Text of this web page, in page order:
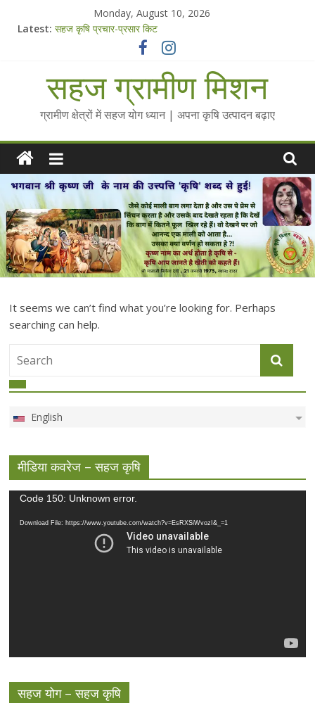
Monday, August 10, 2026
Latest: सहज कृषि प्रचार-प्रसार किट
Standee Designs @ 2025 for Sahaj Krishi Promotions
Chalo Gaon Ki Or Abhiyaan - 2025-26
Collected Talks on Vibrated Water
सहज ग्रामीण मिशन
ग्रामीण क्षेत्रों में सहज योग ध्यान | अपना कृषि उत्पादन बढ़ाए
It seems we can’t find what you’re looking for. Perhaps
searching can help.
English
मीडिया कवरेज – सहज कृषि
Video
Code 150: Unknown error.
Download File: https://www.youtube.com/watch?v=EsRXSiWvozI&_=1
सहज योग – सहज कृषि